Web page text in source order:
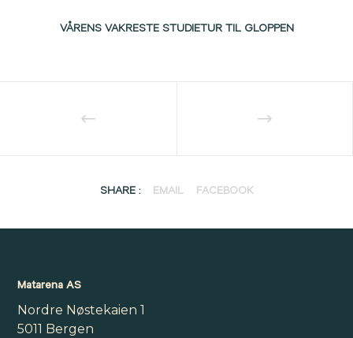
VÅRENS VAKRESTE STUDIETUR TIL GLOPPEN
SHARE : EMAIL FACEBOOK
Matarena AS
Nordre Nøstekaien 1
5011 Bergen